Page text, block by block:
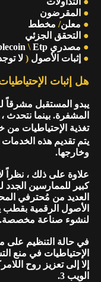
● المقرضون
● معلن/ مخطط
● التحقق الجزئي
● مصدري Stablecoin \Etp
● إثبات الأصول ( لا
هل إثبات
يبدو المستقبل مشرقاً
تغذية الإحتياطيات من
يتم تقديم هذه
وخارجها.
علاوة على ذلك ، نظراً
كبير للممارسين
العديد من مُحترفي
لنشوء صناعة مخصصة.
في حالة التنظيم على
الإحتياطيات في منع
إلا إلى تعزيز روح
الويب 3.